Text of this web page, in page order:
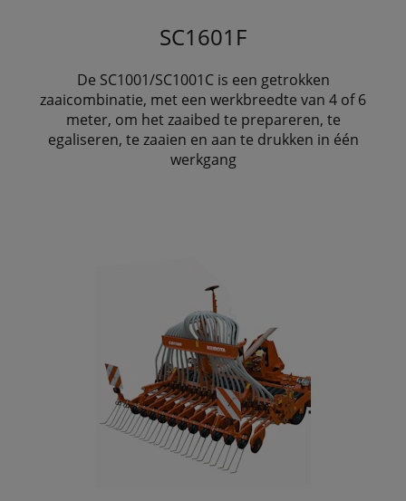
SC1601F
De SC1001/SC1001C is een getrokken
zaaicombinatie, met een werkbreedte van 4 of 6
meter, om het zaaibed te prepareren, te
egaliseren, te zaaien en aan te drukken in één
werkgang